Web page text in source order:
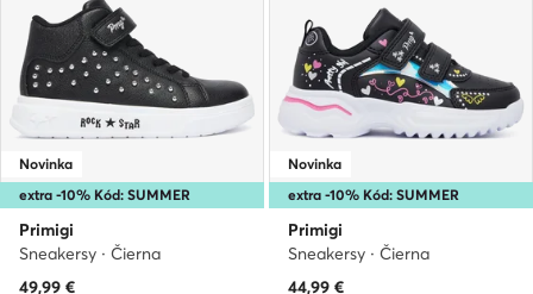
extra -10% Kód: SUMMER
Novinka
Primigi
Sneakersy · Čierna
49,99 €
extra -10% Kód: SUMMER
Novinka
Primigi
Sneakersy · Čierna
44,99 €